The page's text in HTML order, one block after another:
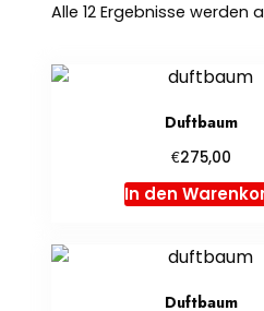
Alle 12 Ergebnisse werden
Duftbaum
€275,00
In den
Duftbaum